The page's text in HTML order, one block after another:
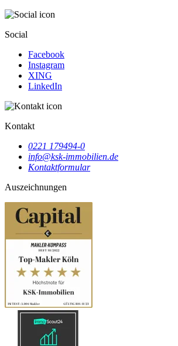
Social
Facebook
Instagram
XING
LinkedIn
Kontakt
0221 179494-0
info@ksk-immobilien.de
Kontaktformular
Auszeichnungen